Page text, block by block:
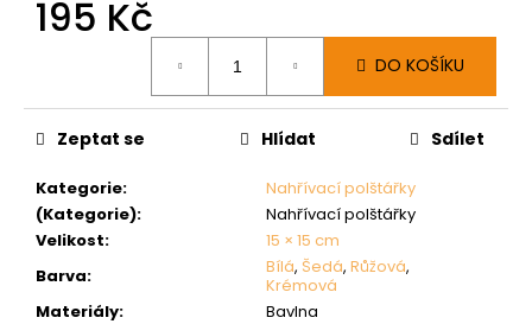
195 Kč
DO KOŠÍKU
Kategorie:
Nahřívací polštářky
(Kategorie):
Nahřívací polštářky
Velikost:
15 × 15 cm
Barva: Bílá, Šedá, Růžová,
Krémová
Materiály:
Bavlna
Zeptat se Hlídat Sdílet